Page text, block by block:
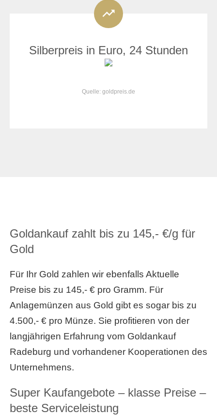
Silberpreis in Euro, 24 Stunden
Quelle: goldpreis.de
Goldankauf zahlt bis zu 145,- €/g für
Gold
Für Ihr Gold zahlen wir ebenfalls Aktuelle
Preise bis zu 145,- € pro Gramm. Für
Anlagemünzen aus Gold gibt es sogar bis zu
4.500,- € pro Münze. Sie profitieren von der
langjährigen Erfahrung vom Goldankauf
Radeburg und vorhandener Kooperationen des
Unternehmens.
Super Kaufangebote – klasse Preise –
beste Serviceleistung